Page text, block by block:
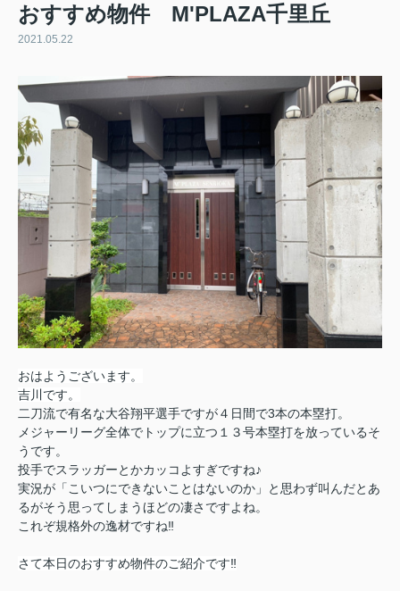
おすすめ物件 M'PLAZA千里丘
2021.05.22
おはようございます。
吉川です。
二刀流で有名な大谷翔平選手ですが４日間で3本の本塁打。
メジャーリーグ全体でトップに立つ１３号本塁打を放っているそ
うです。
投手でスラッガーとかカッコよすぎですね♪
実況が「こいつにできないことはないのか」と思わず叫んだとあ
るがそう思ってしまうほどの凄さですよね。
これぞ規格外の逸材ですね‼︎
さて本日のおすすめ物件のご紹介です‼︎